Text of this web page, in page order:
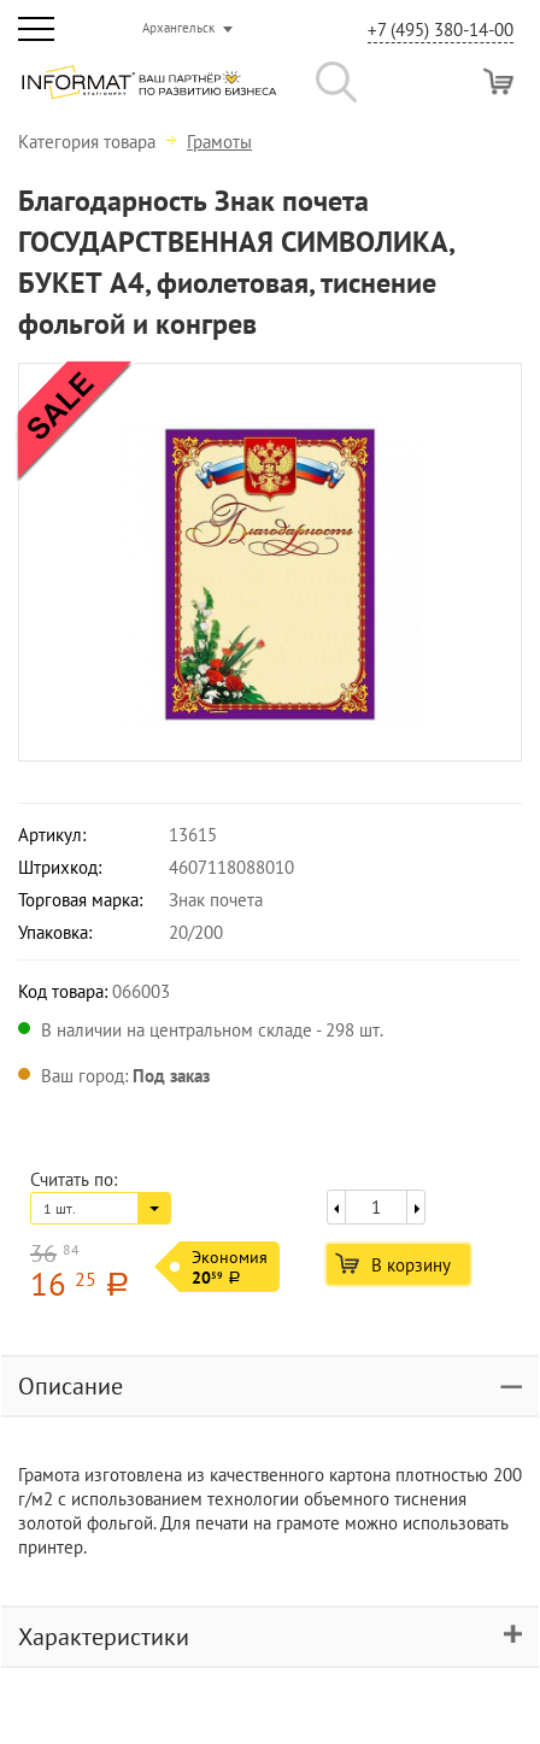
Архангельск +7 (495) 380-14-00
Категория товара Грамоты
Благодарность Знак почета
ГОСУДАРСТВЕННАЯ СИМВОЛИКА,
БУКЕТ А4, фиолетовая, тиснение
фольгой и конгрев
Артикул:
13615
Штрихкод:
4607118088010
Торговая марка:
Знак почета
Упаковка:
20/200
Код товара: 066003
В наличии на центральном складе - 298 шт.
Ваш город: Под заказ
Считать по:
1 шт.
36 84
16 25 a
Экономия
2059 a
В корзину
Описание
Грамота изготовлена из качественного картона плотностью 200
г/м2 с использованием технологии объемного тиснения
золотой фольгой. Для печати на грамоте можно использовать
принтер.
Характеристики